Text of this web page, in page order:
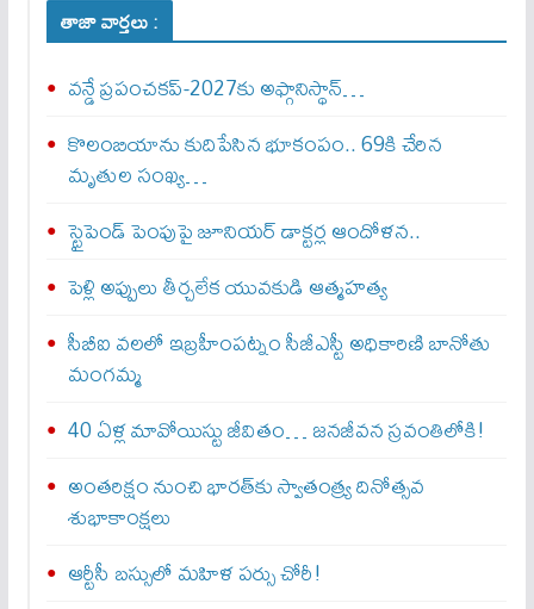
తాజా వార్తలు :
వన్డే ప్రపంచకప్‌-2027కు అఫ్గానిస్థాన్‌…
కొలంబియాను కుదిపేసిన భూకంపం.. 69కి చేరిన
మృతుల సంఖ్య…
స్టైపెండ్ పెంపుపై జూనియర్ డాక్టర్ల ఆందోళన..
పెళ్లి అప్పులు తీర్చలేక యువకుడి ఆత్మహత్య
సీబీఐ వలలో ఇబ్రహీంపట్నం సీజీఎస్టీ అధికారిణి బానోతు
మంగమ్మ
40 ఏళ్ల మావోయిస్టు జీవితం… జనజీవన స్రవంతిలోకి!
అంతరిక్షం నుంచి భారత్‌కు స్వాతంత్ర్య దినోత్సవ
శుభాకాంక్షలు
ఆర్టీసీ బస్సులో మహిళ పర్సు చోరీ!